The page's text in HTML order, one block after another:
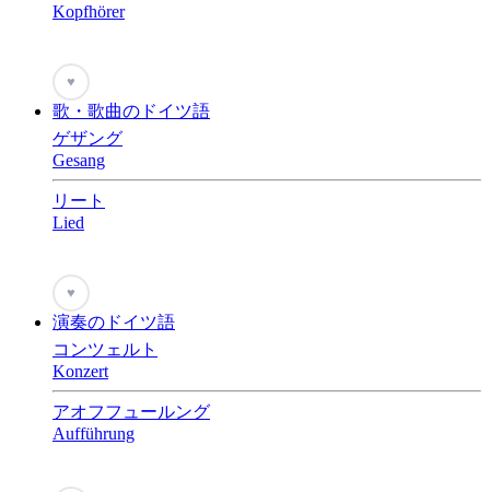
Kopfhörer
♥
歌・歌曲のドイツ語
ゲザング
Gesang
リート
Lied
♥
演奏のドイツ語
コンツェルト
Konzert
アオフフュールング
Aufführung